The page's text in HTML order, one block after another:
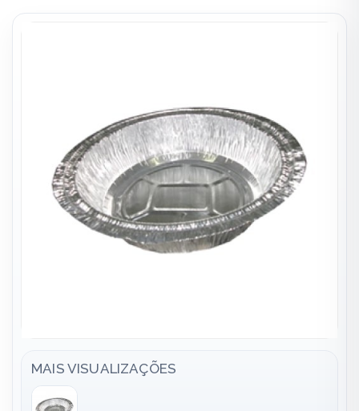
MAIS VISUALIZAÇÕES